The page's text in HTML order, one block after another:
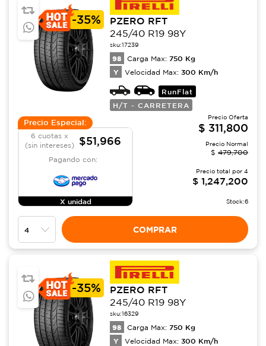
-35%
PZERO RFT
245/40 R19 98Y
sku:17239
98 Carga Max: 750 Kg
Y Velocidad Max: 300 Km/h
RunFlat
H/T - CARRETERA
Precio Especial:
6 cuotas x
(sin intereses)
$51,966
Pagando con:
X unidad
Precio Oferta
$ 311,800
Precio Normal
$ 479,700
Precio total por 4
$ 1,247,200
Stock:6
COMPRAR
-35%
PZERO RFT
245/40 R19 98Y
sku:16329
98 Carga Max: 750 Kg
Y Velocidad Max: 300 Km/h